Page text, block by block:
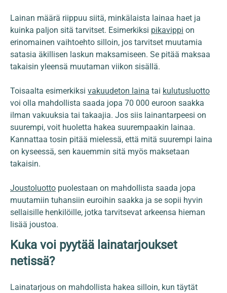
Lainan määrä riippuu siitä, minkälaista lainaa haet ja
kuinka paljon sitä tarvitset. Esimerkiksi pikavippi on
erinomainen vaihtoehto silloin, jos tarvitset muutamia
satasia äkillisen laskun maksamiseen. Se pitää maksaa
takaisin yleensä muutaman viikon sisällä.
Toisaalta esimerkiksi vakuudeton laina tai kulutusluotto
voi olla mahdollista saada jopa 70 000 euroon saakka
ilman vakuuksia tai takaajia. Jos siis lainantarpeesi on
suurempi, voit huoletta hakea suurempaakin lainaa.
Kannattaa tosin pitää mielessä, että mitä suurempi laina
on kyseessä, sen kauemmin sitä myös maksetaan
takaisin.
Joustoluotto puolestaan on mahdollista saada jopa
muutamiin tuhansiin euroihin saakka ja se sopii hyvin
sellaisille henkilöille, jotka tarvitsevat arkeensa hieman
lisää joustoa.
Kuka voi pyytää lainatarjoukset
netissä?
Lainatarjous on mahdollista hakea silloin, kun täytät